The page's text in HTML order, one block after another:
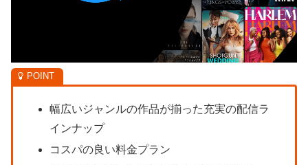
幅広いジャンルの作品が揃った充実の配信ラ
インナップ
コスパの良い料金プラン